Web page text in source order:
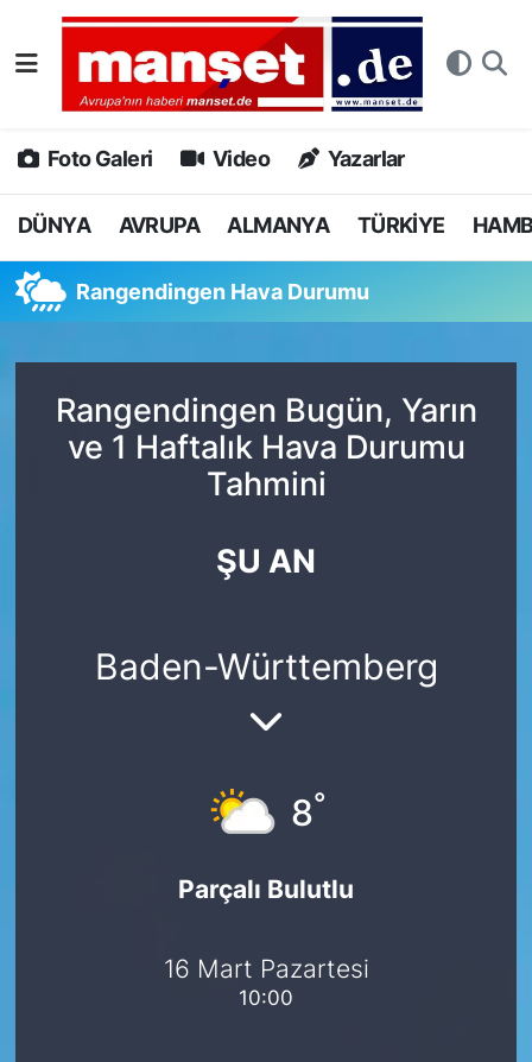
Foto Galeri Video Yazarlar
DÜNYA AVRUPA ALMANYA TÜRKİYE
Rangendingen Hava Durumu
Rangendingen Bugün, Yarın
ve 1 Haftalık Hava Durumu
Tahmini
ŞU AN
Baden-Württemberg
8°
Parçalı Bulutlu
16 Mart Pazartesi
10:00
DÜNYA
AVRUPA
ALMANYA
SPOR
DEUTSCH
Nöbetçi Eczaneler
Hava Durumu
Namaz Vakitleri
Tüm Manşetler
Son Dakika Haberleri